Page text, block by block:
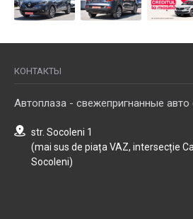
КОНТАКТЫ
Автоплаза - свежепригнанные авто
str. Socoleni 1
(mai sus de piața VAZ, intersecție
Socoleni)